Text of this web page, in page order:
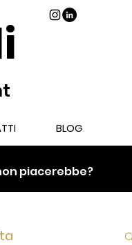
BLOG
piacerebbe?